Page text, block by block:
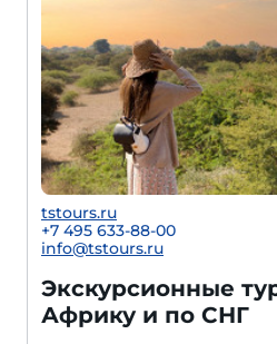
tstours.ru
+7 495 633-88-00
info@tstours.ru
Экскурсионные
Африку и по СНГ